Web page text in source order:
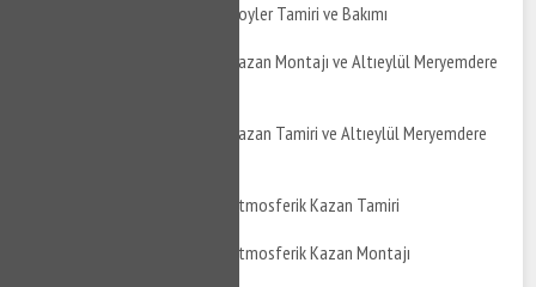
Altıeylül Meryemdere Boyler Tamiri ve Bakımı
Altıeylül Meryemdere Kazan Montajı ve Altıeylül Meryemdere
Altıeylül Meryemdere Kazan Tamiri ve Altıeylül Meryemdere
Altıeylül Meryemdere Atmosferik Kazan Tamiri
Altıeylül Meryemdere Atmosferik Kazan Montajı